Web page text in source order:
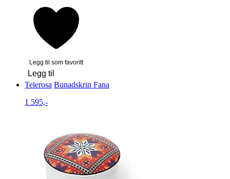
Legg til som favoritt
Legg til
Telerosa Bunadskrin Fana
1 595,-